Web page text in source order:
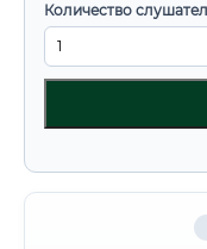
Количество